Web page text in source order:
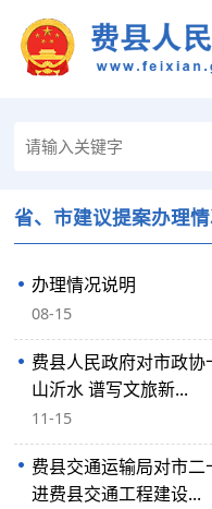
省、市建议提案办理
办理情况说明
08-15
费县人民政府对市政
山沂水 谱写文旅新...
11-15
费县交通运输局对市
进费县交通工程建设...